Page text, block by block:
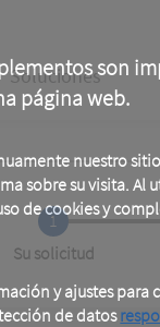
son
página web.
nuestro
sobre su visita. Al
de cookies y
y ajustes para
de datos
Soluciones
1
Current
Su solicitud